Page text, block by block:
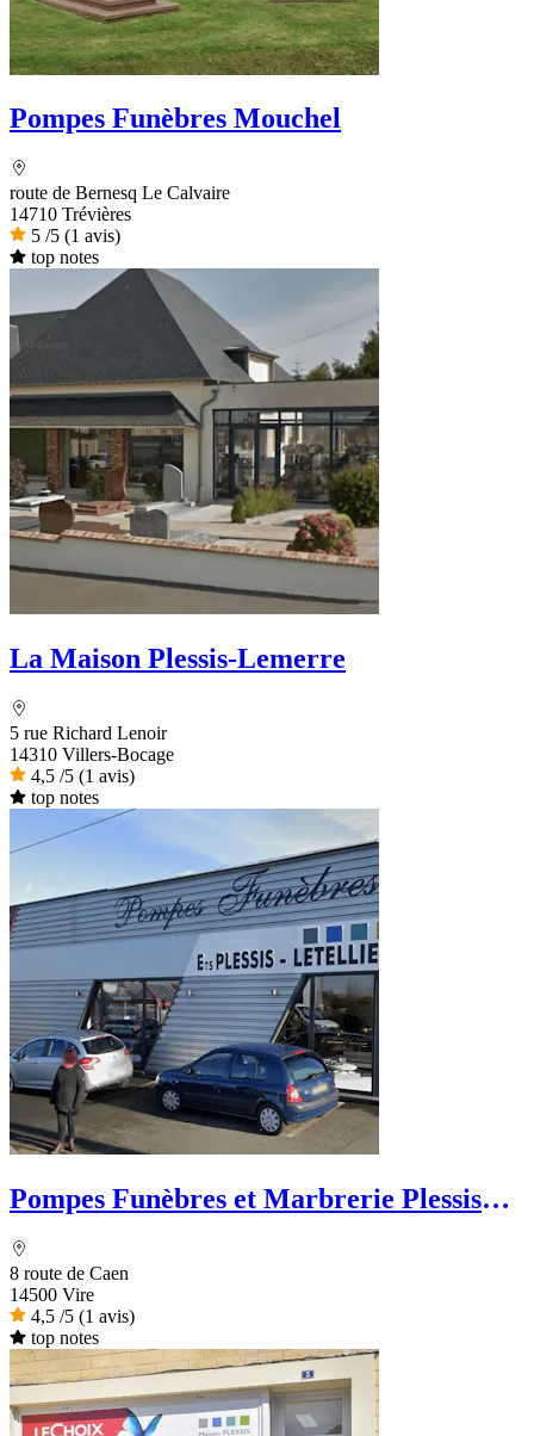
Pompes Funèbres Mouchel
route de Bernesq Le Calvaire
14710 Trévières
5 /5 (1 avis)
top notes
La Maison Plessis-Lemerre
5 rue Richard Lenoir
14310 Villers-Bocage
4,5 /5 (1 avis)
top notes
Pompes Funèbres et Marbrerie Plessis
8 route de Caen
14500 Vire
4,5 /5 (1 avis)
top notes